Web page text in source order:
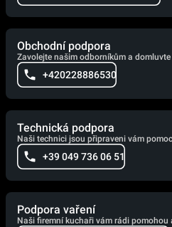
Obchodní podpora
Zavolejte našim odborníkům a
+420228886530
Technická podpora
Naši technici jsou připraveni vám
+39 049 736 06 51
Podpora vaření
Naši firemní kuchaři vám rádi pomohou